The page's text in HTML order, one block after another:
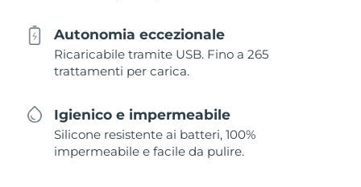
Autonomia eccezionale
Ricaricabile tramite USB. Fino a 265
trattamenti per carica.
Igienico e impermeabile
Silicone resistente ai batteri, 100%
impermeabile e facile da pulire.